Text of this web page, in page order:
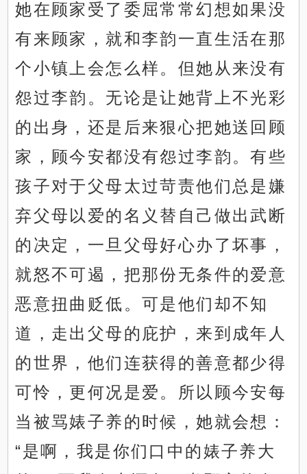
她在顾家受了委屈常常幻想如果没
有来顾家，就和李韵一直生活在那
个小镇上会怎么样。但她从来没有
怨过李韵。无论是让她背上不光彩
的出身，还是后来狠心把她送回顾
家，顾今安都没有怨过李韵。有些
孩子对于父母太过苛责他们总是嫌
弃父母以爱的名义替自己做出武断
的决定，一旦父母好心办了坏事，
就怒不可遏，把那份无条件的爱意
恶意扭曲贬低。可是他们却不知
道，走出父母的庇护，来到成年人
的世界，他们连获得的善意都少得
可怜，更何况是爱。所以顾今安每
当被骂婊子养的时候，她就会想：
“是啊，我是你们口中的婊子养大